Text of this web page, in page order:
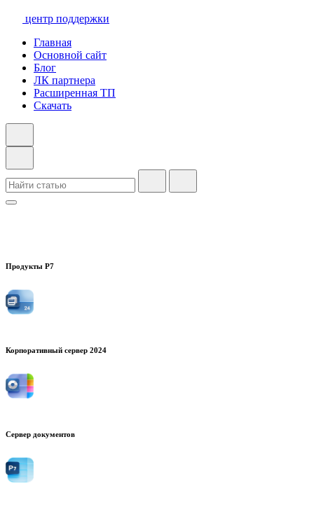
центр поддержки
Главная
Основной сайт
Блог
ЛК партнера
Расширенная ТП
Скачать
Продукты Р7
Корпоративный сервер 2024
Сервер документов